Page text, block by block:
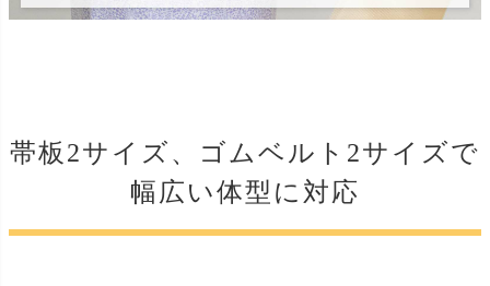
帯板2サイズ、ゴムベルト2サイズで
幅広い体型に対応